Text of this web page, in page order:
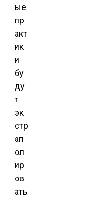
ые
пр
акт
ик
и
бу
ду
т
эк
стр
ап
ол
ир
ов
ать